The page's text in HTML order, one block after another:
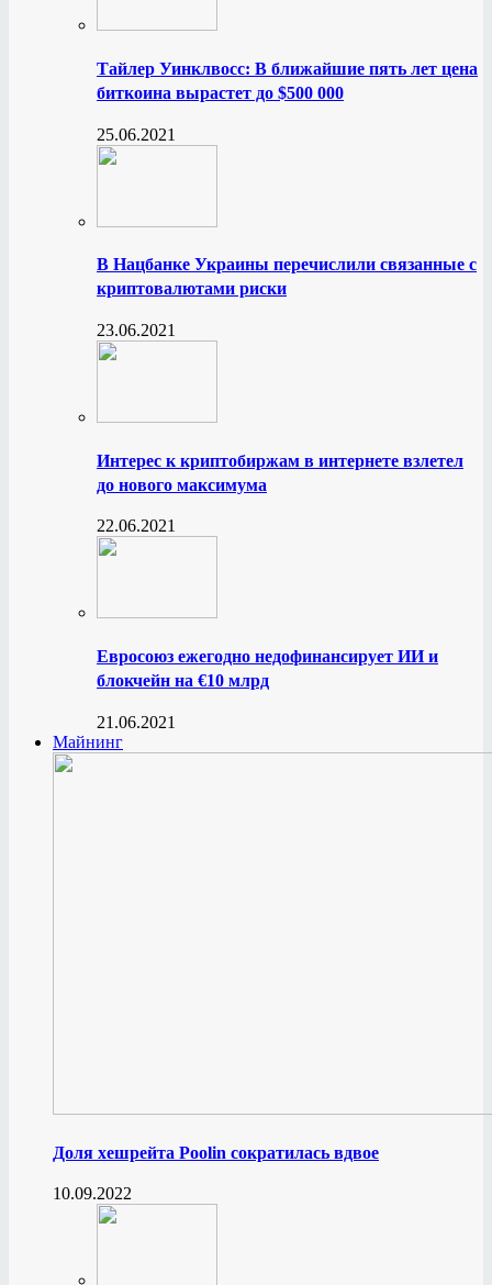
Тайлер Уинклвосс: В ближайшие пять лет цена
биткоина вырастет до $500 000
25.06.2021
В Нацбанке Украины перечислили связанные с
криптовалютами риски
23.06.2021
Интерес к криптобиржам в интернете взлетел
до нового максимума
22.06.2021
Евросоюз ежегодно недофинансирует ИИ и
блокчейн на €10 млрд
21.06.2021
Майнинг
Доля хешрейта Poolin сократилась вдвое
10.09.2022